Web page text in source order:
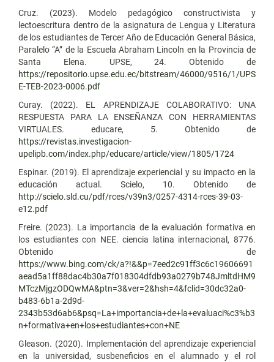
Cruz. (2023). Modelo pedagógico constructivista y
lectoescritura dentro de la asignatura de Lengua y Literatura
de los estudiantes de Tercer Año de Educación General Básica,
Paralelo “A” de la Escuela Abraham Lincoln en la Provincia de
Santa Elena. UPSE, 24. Obtenido de
https://repositorio.upse.edu.ec/bitstream/46000/9516/1/UPS
E-TEB-2023-0006.pdf
Curay. (2022). EL APRENDIZAJE COLABORATIVO: UNA
RESPUESTA PARA LA ENSEÑANZA CON HERRAMIENTAS
VIRTUALES. educare, 5. Obtenido de
https://revistas.investigacion-
upelipb.com/index.php/educare/article/view/1805/1724
Espinar. (2019). El aprendizaje experiencial y su impacto en la
educación actual. Scielo, 10. Obtenido de
http://scielo.sld.cu/pdf/rces/v39n3/0257-4314-rces-39-03-
e12.pdf
Freire. (2023). La importancia de la evaluación formativa en
los estudiantes con NEE. ciencia latina internacional, 8776.
Obtenido de
https://www.bing.com/ck/a?!&&p=7eed2c91ff3c6c19606691
aead5a1ff88dac4b30a7f018304dfdb93a0279b748JmltdHM9
MTczMjgzODQwMA&ptn=3&ver=2&hsh=4&fclid=30dc32a0-
b483-6b1a-2d9d-
2343b53d6ab6&psq=La+importancia+de+la+evaluaci%c3%b3
n+formativa+en+los+estudiantes+con+NE
Gleason. (2020). Implementación del aprendizaje experiencial
en la universidad, susbeneficios en el alumnado y el rol